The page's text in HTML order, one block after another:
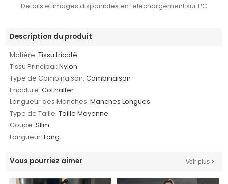
Détails et images disponibles en téléchargement sur PC
Description du produit
Matière: Tissu tricoté
Tissu Principal: Nylon
Type de Combinaison: Combinaison
Encolure: Col halter
Longueur des Manches: Manches Longues
Type de Taille: Taille Moyenne
Coupe: Slim
Longueur: Long
Vous pourriez aimer Voir plus